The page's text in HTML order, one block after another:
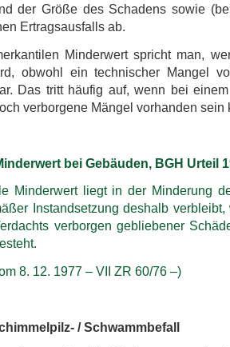
der Größe des Schadens sowie
Ertragsausfalls ab.
Minderwert spricht man,
obwohl ein technischer Mangel
Das tritt häufig auf, wenn bei
verborgene Mängel vorhanden sein
bei Gebäuden, BGH Urteil
Minderwert liegt in der Minderung
Instandsetzung deshalb
verborgen gebliebener
8. 12. 1977 – VII ZR 60/76 –)
/ Schwammbefall